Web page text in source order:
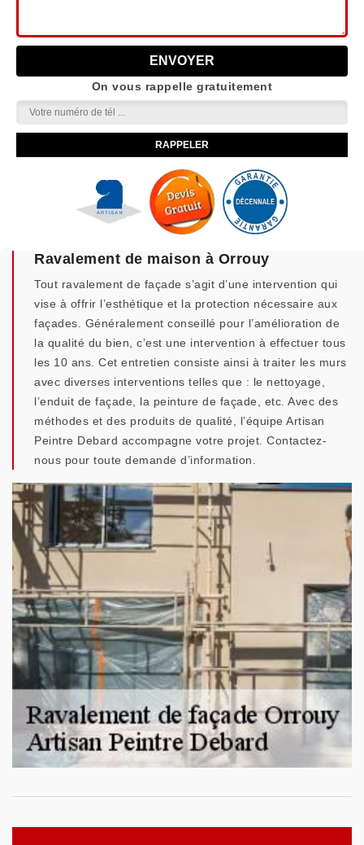
On vous rappelle gratuitement
Ravalement de maison à Orrouy
Tout ravalement de façade s’agit d’une intervention qui
vise à offrir l’esthétique et la protection nécessaire aux
façades. Généralement conseillé pour l’amélioration de
la qualité du bien, c’est une intervention à effectuer tous
les 10 ans. Cet entretien consiste ainsi à traiter les murs
avec diverses interventions telles que : le nettoyage,
l’enduit de façade, la peinture de façade, etc. Avec des
méthodes et des produits de qualité, l’équipe Artisan
Peintre Debard accompagne votre projet. Contactez-
nous pour toute demande d’information.